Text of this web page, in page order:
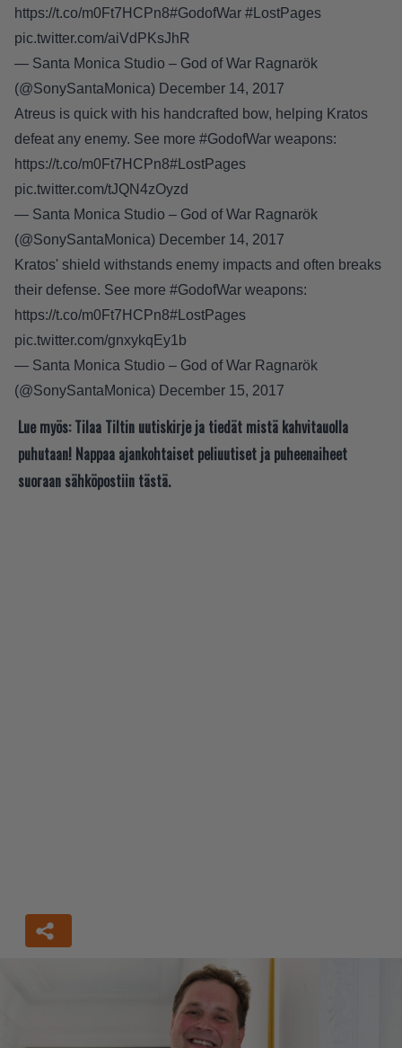
https://t.co/m0Ft7HCPn8#GodofWar #LostPages
pic.twitter.com/aiVdPKsJhR
— Santa Monica Studio – God of War Ragnarök
(@SonySantaMonica) December 14, 2017
Atreus is quick with his handcrafted bow, helping Kratos
defeat any enemy. See more #GodofWar weapons:
https://t.co/m0Ft7HCPn8#LostPages
pic.twitter.com/tJQN4zOyzd
— Santa Monica Studio – God of War Ragnarök
(@SonySantaMonica) December 14, 2017
Kratos' shield withstands enemy impacts and often breaks
their defense. See more #GodofWar weapons:
https://t.co/m0Ft7HCPn8#LostPages
pic.twitter.com/gnxykqEy1b
— Santa Monica Studio – God of War Ragnarök
(@SonySantaMonica) December 15, 2017
Lue myös: Tilaa Tiltin uutiskirje ja tiedät mistä kahvitauolla
puhutaan! Nappaa ajankohtaiset peliuutiset ja puheenaiheet
suoraan sähköpostiin tästä.